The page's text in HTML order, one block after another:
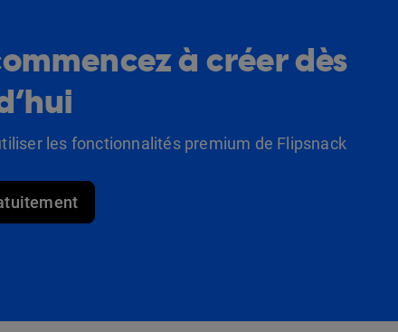
à créer dès
les fonctionnalités premium de Flipsnack